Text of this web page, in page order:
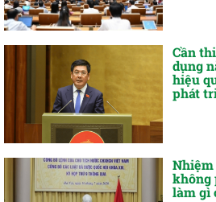
Cần
dụng
hiệu
phát
không
làm gì